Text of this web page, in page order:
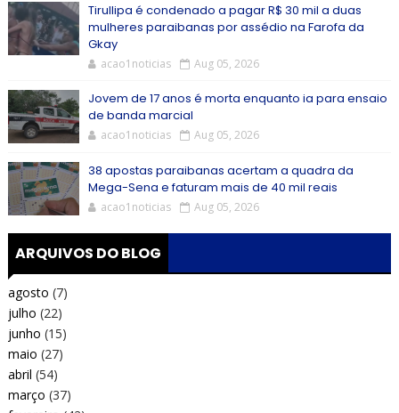
Tirullipa é condenado a pagar R$ 30 mil a duas
mulheres paraibanas por assédio na Farofa da
Gkay
acao1noticias Aug 05, 2026
Jovem de 17 anos é morta enquanto ia para ensaio
de banda marcial
acao1noticias Aug 05, 2026
38 apostas paraibanas acertam a quadra da
Mega-Sena e faturam mais de 40 mil reais
acao1noticias Aug 05, 2026
ARQUIVOS DO BLOG
agosto (7)
julho (22)
junho (15)
maio (27)
abril (54)
março (37)